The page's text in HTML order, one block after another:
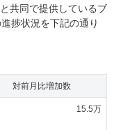
共同で提供しているブ
捗状況を下記の通り
対前月比増加数
15.5万